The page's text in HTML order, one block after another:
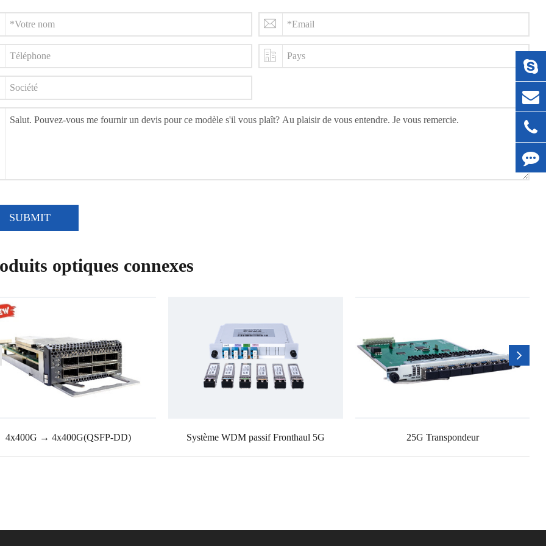
SUBMIT
optiques connexes
4x400G → 4x400G(QSFP-DD) Système WDM passif Fronthaul 5G 25G Transpondeur